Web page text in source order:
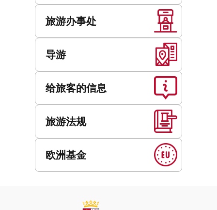
旅游办事处
导游
给旅客的信息
旅游法规
欧洲基金